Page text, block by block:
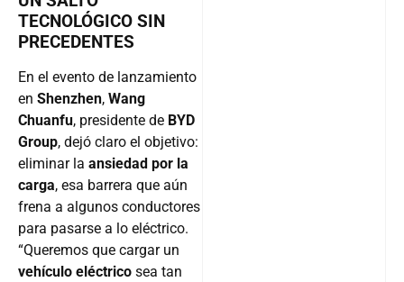
TECNOLÓGICO SIN
PRECEDENTES
En el evento de lanzamiento
en Shenzhen, Wang
Chuanfu, presidente de BYD
Group, dejó claro el objetivo:
eliminar la ansiedad por la
carga, esa barrera que aún
frena a algunos conductores
para pasarse a lo eléctrico.
“Queremos que cargar un
vehículo eléctrico sea tan